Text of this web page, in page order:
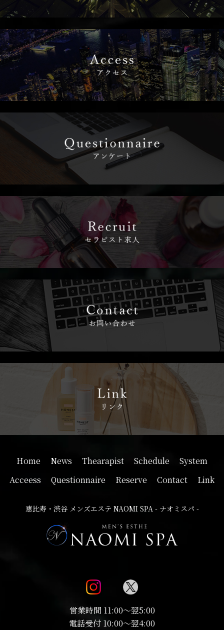
Home News Thearapist Schedule
System
Acceess
Questionnaire Reserve Contact Link
恵比寿・渋谷 メンズエステ NAOMI SPA - ナオミスパ -
営業時間 11:00～翌5:00
電話受付 10:00～翌4:00